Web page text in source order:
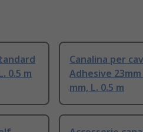
0.5 m
Canalina per
Adhesive 23mm
mm, L. 0.5 m